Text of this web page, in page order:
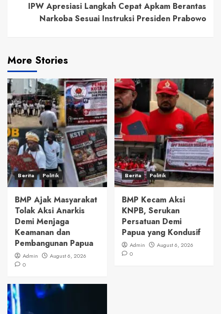
IPW Apresiasi Langkah Cepat Apkam Berantas
Narkoba Sesuai Instruksi Presiden Prabowo
More Stories
Berita Politik
BMP Ajak Masyarakat
Tolak Aksi Anarkis
Demi Menjaga
Keamanan dan
Pembangunan Papua
Admin
August 6, 2026
0
Berita Politik
BMP Kecam Aksi
KNPB, Serukan
Persatuan Demi
Papua yang Kondusif
Admin
August 6, 2026
0